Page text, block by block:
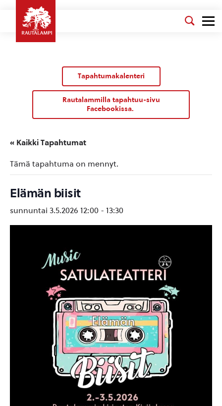
Tapahtumakalenteri
Rautalammilla tapahtuu-sivu
Facebookissa.
« Kaikki Tapahtumat
Tämä tapahtuma on mennyt.
Elämän biisit
sunnuntai 3.5.2026 12:00 - 13:30